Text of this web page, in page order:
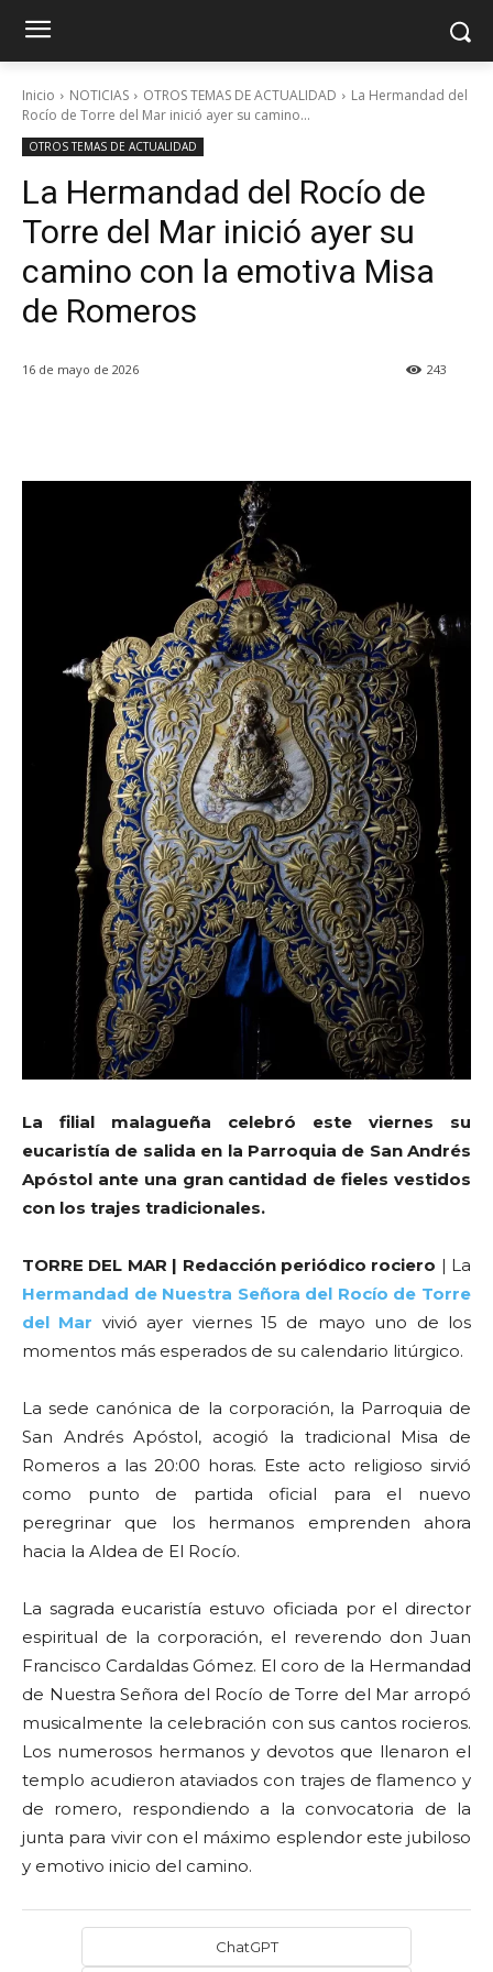
Inicio NOTICIAS OTROS TEMAS DE ACTUALIDAD
La Hermandad del
Rocío de Torre del Mar inició ayer su camino...
OTROS TEMAS DE ACTUALIDAD
La Hermandad del Rocío de
Torre del Mar inició ayer su
camino con la emotiva Misa
de Romeros
16 de mayo de 2026 243
La filial malagueña celebró este viernes su
eucaristía de salida en la Parroquia de San Andrés
Apóstol ante una gran cantidad de fieles vestidos
con los trajes tradicionales.
TORRE DEL MAR | Redacción periódico rociero | La
Hermandad de Nuestra Señora del Rocío de Torre
del Mar vivió ayer viernes 15 de mayo uno de los
momentos más esperados de su calendario litúrgico.
La sede canónica de la corporación, la Parroquia de
San Andrés Apóstol, acogió la tradicional Misa de
Romeros a las 20:00 horas. Este acto religioso sirvió
como punto de partida oficial para el nuevo
peregrinar que los hermanos emprenden ahora
hacia la Aldea de El Rocío.
La sagrada eucaristía estuvo oficiada por el director
espiritual de la corporación, el reverendo don Juan
Francisco Cardaldas Gómez. El coro de la Hermandad
de Nuestra Señora del Rocío de Torre del Mar arropó
musicalmente la celebración con sus cantos rocieros.
Los numerosos hermanos y devotos que llenaron el
templo acudieron ataviados con trajes de flamenco y
de romero, respondiendo a la convocatoria de la
junta para vivir con el máximo esplendor este jubiloso
y emotivo inicio del camino.
ChatGPT